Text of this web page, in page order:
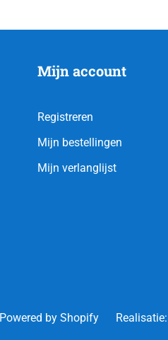
Mijn account
Registreren
Mijn bestellingen
Mijn verlanglijst
Powered by Shopify Realisatie: